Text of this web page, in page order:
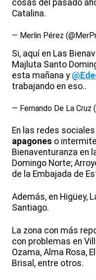
cosas del pasado
Catalina.
— Merlin Pérez
Si, aquí en Las
Majluta Santo
esta mañana y
trabajando en eso..
— Fernando De La Cruz
En las redes
apagones o
Bienaventuranza en
Domingo Norte;
de la Embajada de
Además, en Higüey,
Santiago.
La zona con más
con problemas en
Ozama, Alma Rosa,
Brisal, entre otros.